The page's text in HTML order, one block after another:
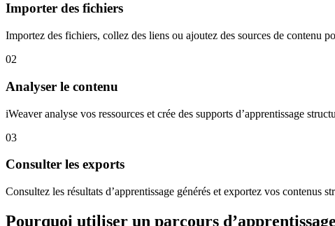
Importer des fichiers
Importez des fichiers, collez des liens ou ajoutez des sources de contenu
02
Analyser le contenu
iWeaver analyse vos ressources et crée des supports d’apprentissage
03
Consulter les exports
Consultez les résultats d’apprentissage générés et exportez vos
Pourquoi utiliser un parcours